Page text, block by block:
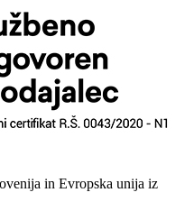
in Evropska unija iz